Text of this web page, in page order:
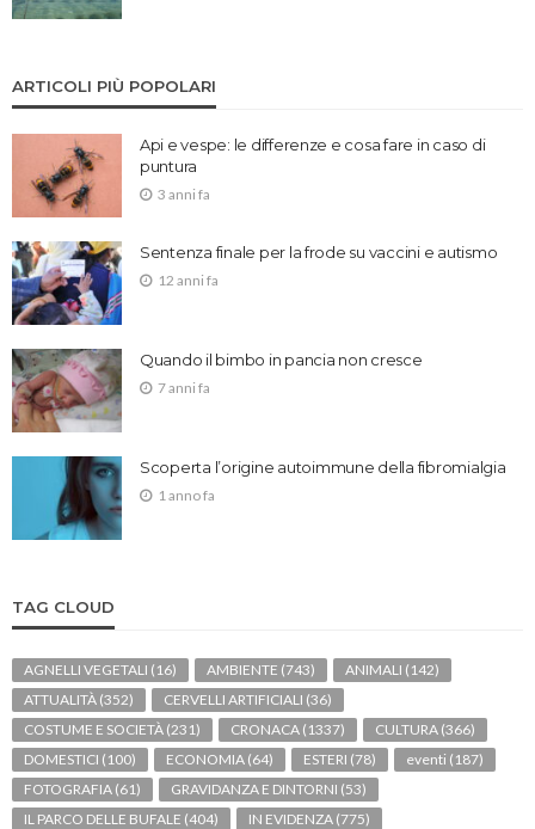
ARTICOLI PIÙ POPOLARI
Api e vespe: le differenze e cosa fare in caso di
puntura
3 anni fa
Sentenza finale per la frode su vaccini e autismo
12 anni fa
Quando il bimbo in pancia non cresce
7 anni fa
Scoperta l’origine autoimmune della fibromialgia
1 anno fa
TAG CLOUD
AGNELLI VEGETALI (16) AMBIENTE (743) ANIMALI (142)
ATTUALITÀ (352) CERVELLI ARTIFICIALI (36)
COSTUME E SOCIETÀ (231) CRONACA (1337) CULTURA (366)
DOMESTICI (100) ECONOMIA (64) ESTERI (78) eventi (187)
FOTOGRAFIA (61) GRAVIDANZA E DINTORNI (53)
IL PARCO DELLE BUFALE (404) IN EVIDENZA (775)